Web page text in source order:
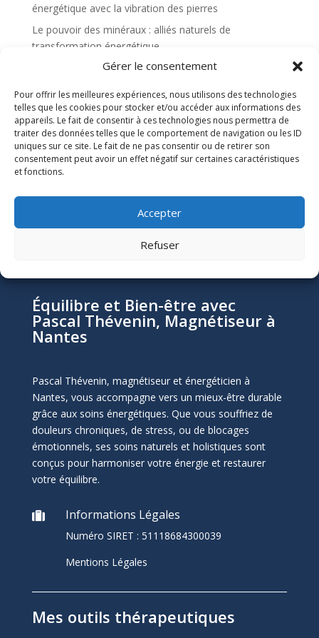
Gérer le consentement
Pour offrir les meilleures expériences, nous utilisons des technologies
telles que les cookies pour stocker et/ou accéder aux informations des
appareils. Le fait de consentir à ces technologies nous permettra de
traiter des données telles que le comportement de navigation ou les ID
uniques sur ce site. Le fait de ne pas consentir ou de retirer son
consentement peut avoir un effet négatif sur certaines caractéristiques
et fonctions.
Accepter
Refuser
énergétique avec la vibration des pierres
Le pouvoir des minéraux : alliés naturels de
transformation énergétique
Formation en soins quantiques à Nantes : pour qui,
Abondance : comment l’inviter pleinement dans sa vie ?
Soins quantiques : comment ça fonctionne vraiment ?
Recent Comments
Équilibre et Bien-être avec
Pascal Thévenin, Magnétiseur à
Nantes
Pascal Thévenin, magnétiseur et énergéticien à
Nantes, vous accompagne vers un mieux-être durable
grâce aux soins énergétiques. Que vous souffriez de
douleurs chroniques, de stress, ou de blocages
émotionnels, ses soins naturels et holistiques sont
conçus pour harmoniser votre énergie et restaurer
votre équilibre.
 Informations Légales
Numéro SIRET : 51118684300039
Mentions Légales
Mes outils thérapeutiques